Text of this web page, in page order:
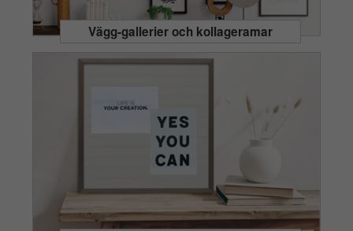
Vägg-gallerier och kollageramar